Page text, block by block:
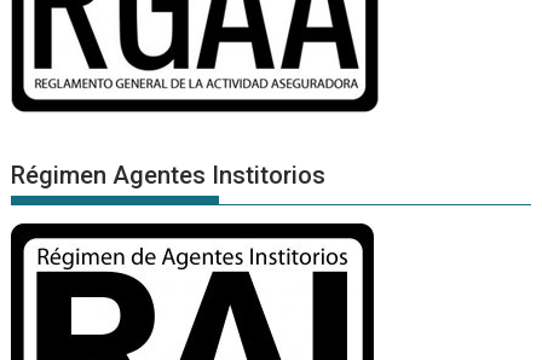
Régimen Agentes Institorios